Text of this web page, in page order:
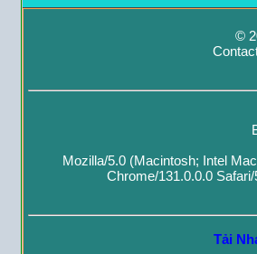
©
Mozilla/5.0 (Macintosh; Intel
Chrome/131.0.0.0
Tải